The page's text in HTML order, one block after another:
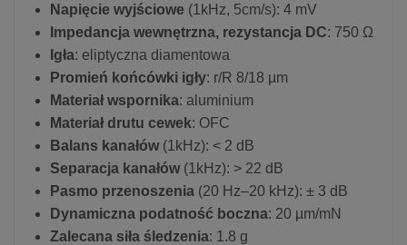
Napięcie wyjściowe (1kHz, 5cm/s): 4 mV
Impedancja wewnętrzna, rezystancja DC: 750 Ω
Igła: eliptyczna diamentowa
Promień końcówki igły: r/R 8/18 µm
Materiał wspornika: aluminium
Materiał drutu cewek: OFC
Balans kanałów(1kHz): < 2 dB
Separacja kanałów(1kHz): > 22 dB
Pasmo przenoszenia (20 Hz–20 kHz): ± 3 dB
Dynamiczna podatność boczna: 20 µm/mN
Zalecana siła śledzenia: 1.8 g